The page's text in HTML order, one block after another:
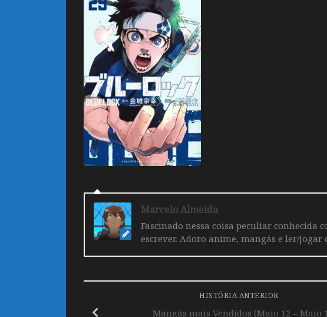
Marcelo Almeida
Fascinado nessa coisa peculiar
escrever. Adoro anime, mangás e ler/jogar
HISTÓRIA ANTERIOR
Mangás mais Vendidos (Maio 12 – Maio